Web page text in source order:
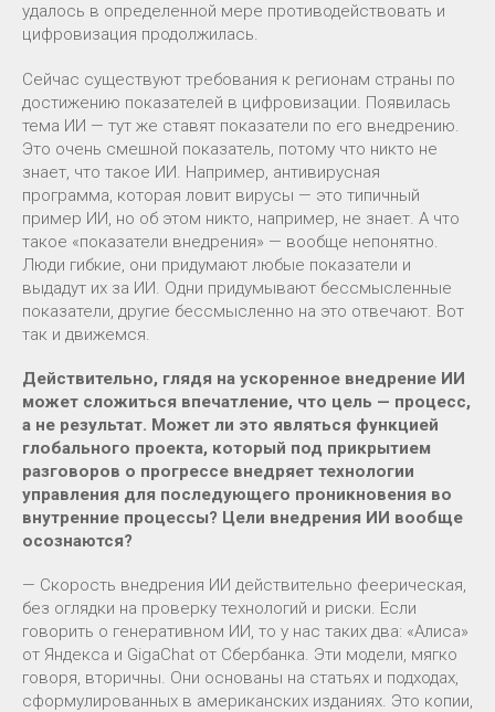
удалось в определенной мере противодействовать и
цифровизация продолжилась.
Сейчас существуют требования к регионам страны по
достижению показателей в цифровизации. Появилась
тема ИИ — тут же ставят показатели по его внедрению.
Это очень смешной показатель, потому что никто не
знает, что такое ИИ. Например, антивирусная
программа, которая ловит вирусы — это типичный
пример ИИ, но об этом никто, например, не знает. А что
такое «показатели внедрения» — вообще непонятно.
Люди гибкие, они придумают любые показатели и
выдадут их за ИИ. Одни придумывают бессмысленные
показатели, другие бессмысленно на это отвечают. Вот
так и движемся.
Действительно, глядя на ускоренное внедрение ИИ
может сложиться впечатление, что цель — процесс,
а не результат. Может ли это являться функцией
глобального проекта, который под прикрытием
разговоров о прогрессе внедряет технологии
управления для последующего проникновения во
внутренние процессы? Цели внедрения ИИ вообще
осознаются?
— Скорость внедрения ИИ действительно феерическая,
без оглядки на проверку технологий и риски. Если
говорить о генеративном ИИ, то у нас таких два: «Алиса»
от Яндекса и GigaChat от Сбербанка. Эти модели, мягко
говоря, вторичны. Они основаны на статьях и подходах,
сформулированных в американских изданиях. Это копии,